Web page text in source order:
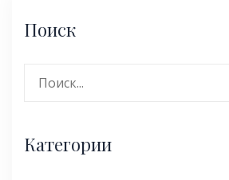
Поиск
Категории